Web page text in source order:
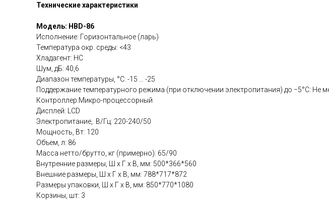
Технические характеристики
Модель: HBD-86
Исполнение: Горизонтальное (ларь)
Температура окр. среды: <43
Хладагент: HC
Шум, дБ: 40,6
Диапазон температуры, °C: -15 … -25
Поддержание температурного режима (при отключении электропитания) до −5°C: Не
Контроллер:Микро-процессорный
Дисплей: LCD
Электропитание,. В/Гц: 220-240/50
Мощность, Вт: 120
Объем, л: 86
Масса нетто/брутто, кг (примерно): 65/90
Внутренние размеры, Ш х Г х В, мм: 500*366*560
Внешние размеры, Ш х Г х В, мм: 788*717*872
Размеры упаковки, Ш х Г х В, мм: 850*770*1080
Корзины, шт: 3